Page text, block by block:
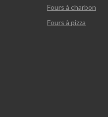
Fours à charbon
Fours à pizza